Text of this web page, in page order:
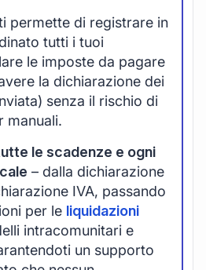
permette di registrare in
tutti i tuoi
le imposte da pagare
la dichiarazione dei
senza il rischio di
manuali.
le scadenze e ogni
– dalla dichiarazione
IVA, passando
per le liquidazioni
intracomunitari e
un supporto